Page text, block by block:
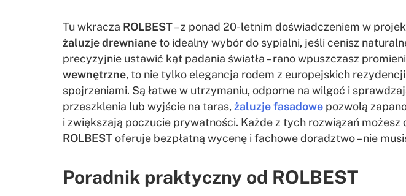
Tu wkracza ROLBEST– z ponad 20-letnim doświadczeniem w
żaluzje drewnianeto idealny wybór do sypialni, jeśli cenisz
precyzyjnie ustawić kąt padania światła – rano wpuszczasz
wewnętrzne, to nie tylko elegancja rodem z europejskich
spojrzeniami. Są łatwe w utrzymaniu, odporne na wilgoć i
przeszklenia lub wyjście na taras, żaluzje fasadowe pozwolą
i zwiększają poczucie prywatności. Każde z tych rozwiązań
ROLBESToferuje bezpłatną wycenę i fachowe doradztwo – nie
Poradnik praktyczny od ROLBEST